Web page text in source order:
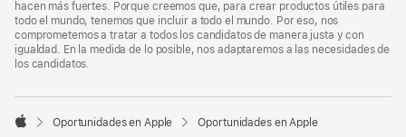
hacen más fuertes. Porque creemos que, para crear productos útiles para
todo el mundo, tenemos que incluir a todo el mundo. Por eso, nos
comprometemos a tratar a todos los candidatos de manera justa y con
igualdad. En la medida de lo posible, nos adaptaremos a las necesidades de
los candidatos.

Oportunidades en Apple Oportunidades en Apple